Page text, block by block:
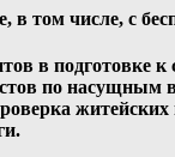
в том числе, с
в подготовке
по насущным